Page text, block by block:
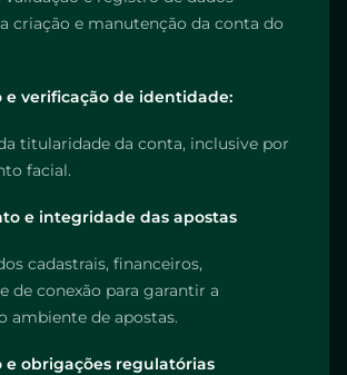
criação e manutenção da conta do
e verificação de identidade:
titularidade da conta, inclusive por
facial.
e integridade das apostas
cadastrais, financeiros,
de conexão para garantir a
ambiente de apostas.
obrigações regulatórias